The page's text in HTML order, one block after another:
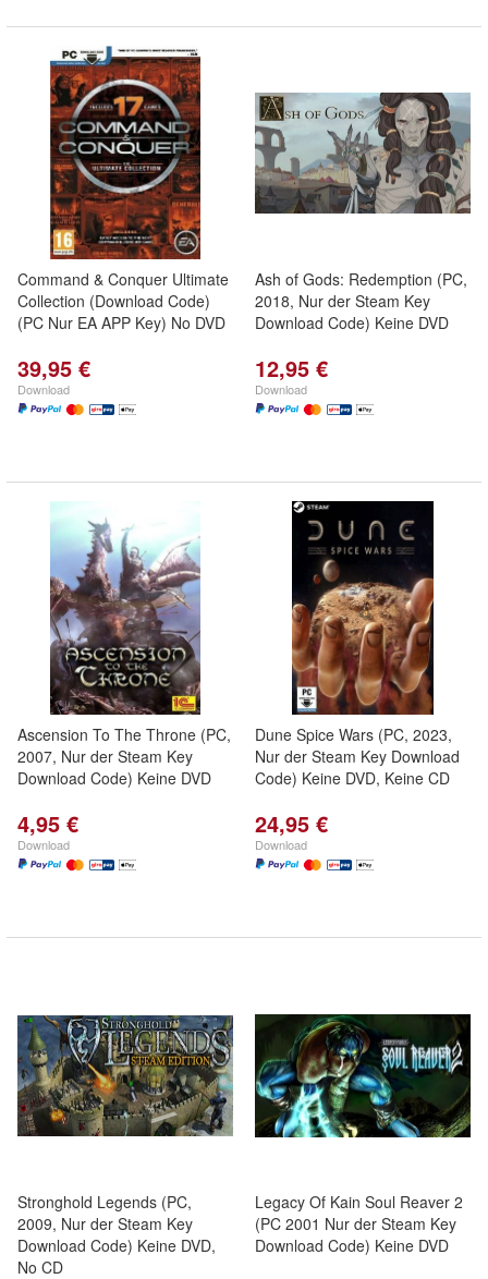
Command & Conquer Ultimate
Collection (Download Code)
(PC Nur EA APP Key) No DVD
39,95 €
Download
Ash of Gods: Redemption (PC,
2018, Nur der Steam Key
Download Code) Keine DVD
12,95 €
Download
Ascension To The Throne (PC,
2007, Nur der Steam Key
Download Code) Keine DVD
4,95 €
Download
Dune Spice Wars (PC, 2023,
Nur der Steam Key Download
Code) Keine DVD, Keine CD
24,95 €
Download
Stronghold Legends (PC,
2009, Nur der Steam Key
Download Code) Keine DVD,
No CD
Legacy Of Kain Soul Reaver 2
(PC 2001 Nur der Steam Key
Download Code) Keine DVD